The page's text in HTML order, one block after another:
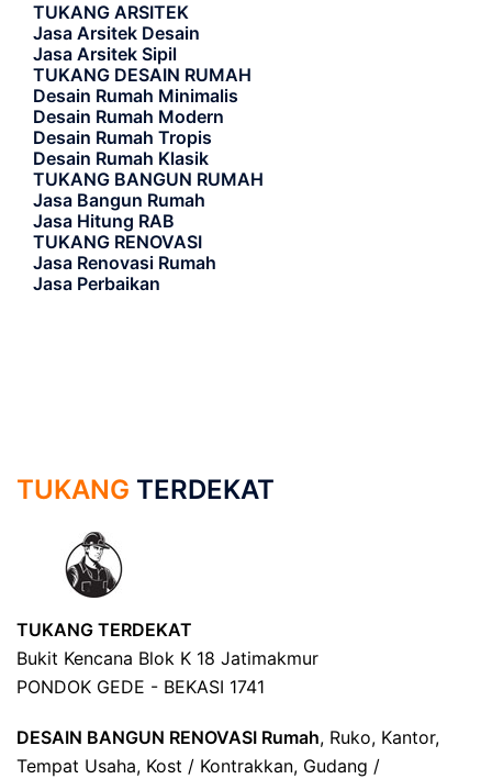
TUKANG ARSITEK
Jasa Arsitek Desain
Jasa Arsitek Sipil
TUKANG DESAIN RUMAH
Desain Rumah Minimalis
Desain Rumah Modern
Desain Rumah Tropis
Desain Rumah Klasik
TUKANG BANGUN RUMAH
Jasa Bangun Rumah
Jasa Hitung RAB
TUKANG RENOVASI
Jasa Renovasi Rumah
Jasa Perbaikan
TUKANG TERDEKAT
TUKANG TERDEKAT
Bukit Kencana Blok K 18 Jatimakmur
PONDOK GEDE - BEKASI 1741
DESAIN BANGUN RENOVASI Rumah, Ruko, Kantor,
Tempat Usaha, Kost / Kontrakkan, Gudang /